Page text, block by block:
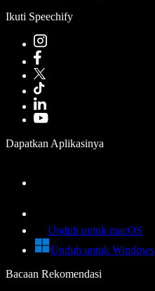
Ikuti Speechify
Dapatkan Aplikasinya
Unduh untuk macOS
Unduh untuk Windows
Bacaan Rekomendasi